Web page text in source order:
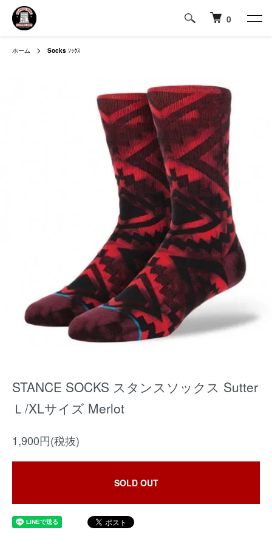
0
ホーム Socks ｿｯｸｽ
STANCE SOCKS スタンスソックス Sutter
Ｌ/XLサイズ Merlot
1,900円(税抜)
SOLD OUT